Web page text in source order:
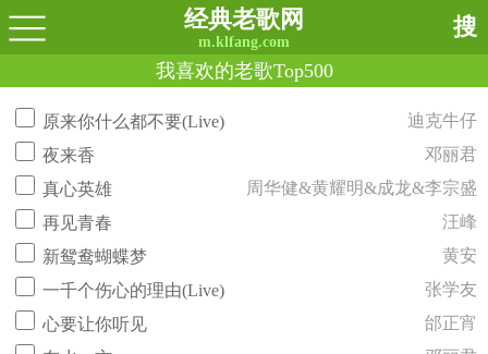
经典老歌网
m.klfang.com
搜
我喜欢的老歌Top500
原来你什么都不要(Live)
迪克牛仔
夜来香
邓丽君
真心英雄
周华健&黄耀明&成龙&李宗盛
再见青春
汪峰
新鸳鸯蝴蝶梦
黄安
一千个伤心的理由(Live)
张学友
心要让你听见
邰正宵